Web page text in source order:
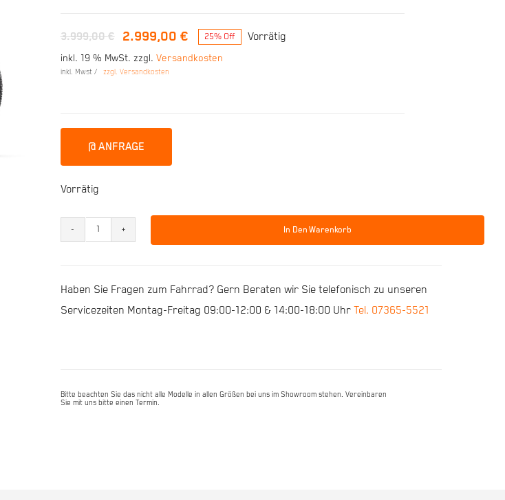
3.999,00€
Ursprünglicher
Preis
2.999,00 €
Aktueller
Preis
25% Off Vorrätig
inkl. 19 % MwSt. zzgl. Versandkosten
inkl. Mwst / zzgl. Versandkosten
@ ANFRAGE
Vorrätig
R
In Den Warenkorb
Haben Sie Fragen zum Fahrrad? Gern Beraten wir Sie telefonisch zu unseren
Servicezeiten Montag-Freitag 09:00-12:00 & 14:00-18:00 Uhr Tel. 07365-5521
Bitte beachten Sie das nicht alle Modelle in allen Größen bei uns im Showroom stehen. Vereinbaren
Sie mit uns bitte einen Termin.